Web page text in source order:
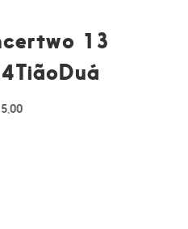
13
5,00